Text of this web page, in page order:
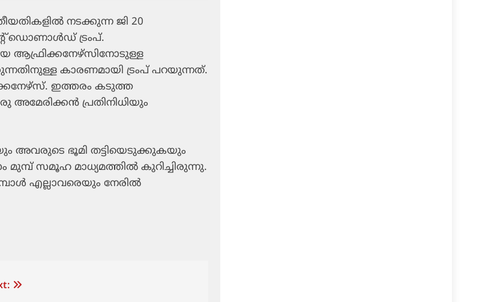
നടക്കുന്ന ജി 20
ഡൊണാള്‍ഡ് ട്രംപ്.
ആഫ്രിക്കനേഴ്‌സിനോടുള്ള
കാരണമായി ട്രംപ് പറയുന്നത്.
ഇത്തരം കടുത്ത
പ്രതിനിധിയും
അവരുടെ ഭൂമി തട്ടിയെടുക്കുകയും
മുമ്പ് സമൂഹ മാധ്യമത്തില്‍ കുറിച്ചിരുന്നു.
എല്ലാവരെയും നേരില്‍